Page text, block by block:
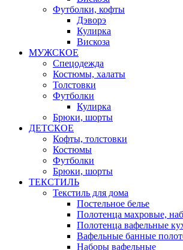
Футболки, кофты
Дэворэ
Кулирка
Вискоза
МУЖСКОЕ
Спецодежда
Костюмы, халаты
Толстовки
Футболки
Кулирка
Брюки, шорты
ДЕТСКОЕ
Кофты, толстовки
Костюмы
Футболки
Брюки, шорты
ТЕКСТИЛЬ
Текстиль для дома
Постельное белье
Полотенца махровые,
Полотенца вафельные
Вафельные банные
Наборы вафельные